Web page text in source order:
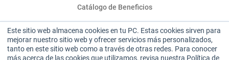
Este sitio web almacena cookies en tu PC. Estas cookies sirven para
mejorar nuestro sitio web y ofrecer servicios más personalizados,
tanto en este sitio web como a través de otras redes. Para conocer
más acerca de las cookies que utilizamos, revisa nuestra Política de
Catálogo de Beneficios
Miembro de: